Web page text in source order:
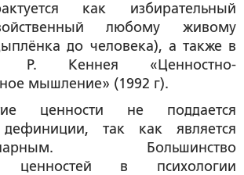
как избирательный
любому живому
до человека), а также в
Р. Кеннея «Ценностно-
мышление» (1992 г).
ценности не поддается
дефиниции, так как является
Большинство
ценностей в психологии